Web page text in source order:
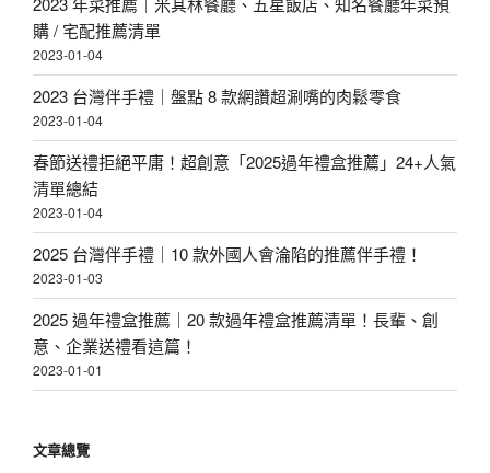
購 / 宅配推薦清單
2023-01-04
2023 台灣伴手禮｜盤點 8 款網讚超涮嘴的肉鬆零食
2023-01-04
春節送禮拒絕平庸！超創意「2025過年禮盒推薦」24+人氣
清單總結
2023-01-04
2025 台灣伴手禮｜10 款外國人會淪陷的推薦伴手禮！
2023-01-03
2025 過年禮盒推薦｜20 款過年禮盒推薦清單！長輩、創
意、企業送禮看這篇！
2023-01-01
文章總覽